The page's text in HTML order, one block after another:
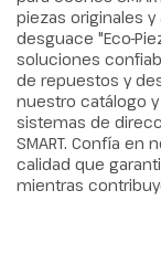
piezas originales
desguace "Eco-
soluciones
de repuestos y
nuestro catálogo
sistemas de
SMART. Confía
calidad que
mientras